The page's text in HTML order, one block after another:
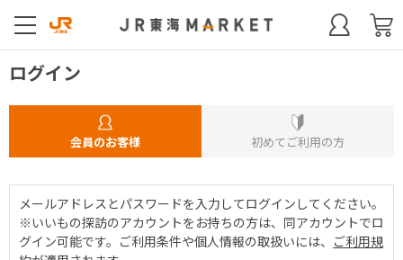
ログイン
会員のお客様 初めてご利用の方
メールアドレスとパスワードを入力してログインしてください。
※いいもの探訪のアカウントをお持ちの方は、同アカウントでロ
グイン可能です。 ご利用条件や個人情報の取扱いには、 ご利用規